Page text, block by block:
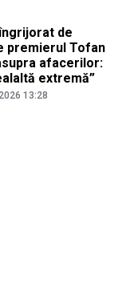
de
premierul Tofan
afacerilor:
extremă”
13:28